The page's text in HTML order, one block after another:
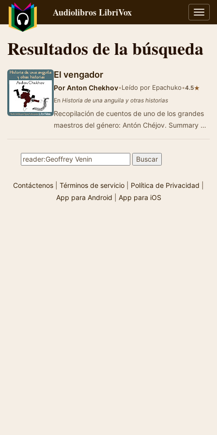
Audiolibros LibriVox
Resultados de la búsqueda
El vengador
PorAnton Chekhov•Leído por Epachuko•4.5★
En Historia de una anguila y otras historias
Recopilación de cuentos de uno de los grandes
maestros del género: Antón Chéjov. Summary by
Contáctenos Términos de servicio Política de Privacidad
App para Android
App para iOS